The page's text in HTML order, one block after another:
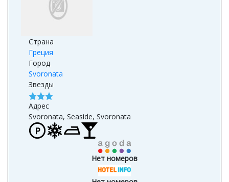
Страна
Греция
Город
Svoronata
Звезды
Адрес
Svoronata, Seaside, Svoronata
Нет номеров